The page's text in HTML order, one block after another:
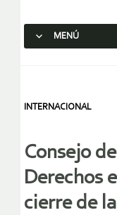
MENÚ
INTERNACIONAL
Consejo
Derechos
cierre de